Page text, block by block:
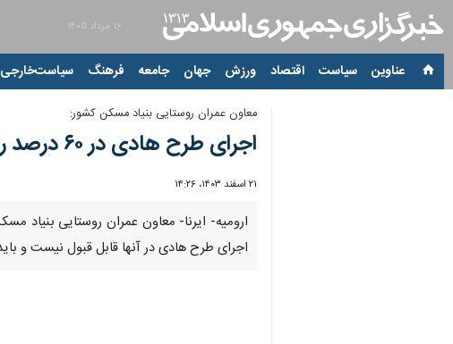
۱۶ مرداد ۱۴۰۵
عناوین‌ سیاست اقتصاد ورزش جهان جامعه فرهنگ سیاست‌خارجی
معاون عمران روستایی بنیاد مسکن کشور:
اجرای طرح هادی در ۶۰ درصد روستاهای کشور/ عقب ماندگی‌ در آذربایجان‌غربی جبران شود
۲۱ اسفند ۱۴۰۳، ۱۴:۲۶